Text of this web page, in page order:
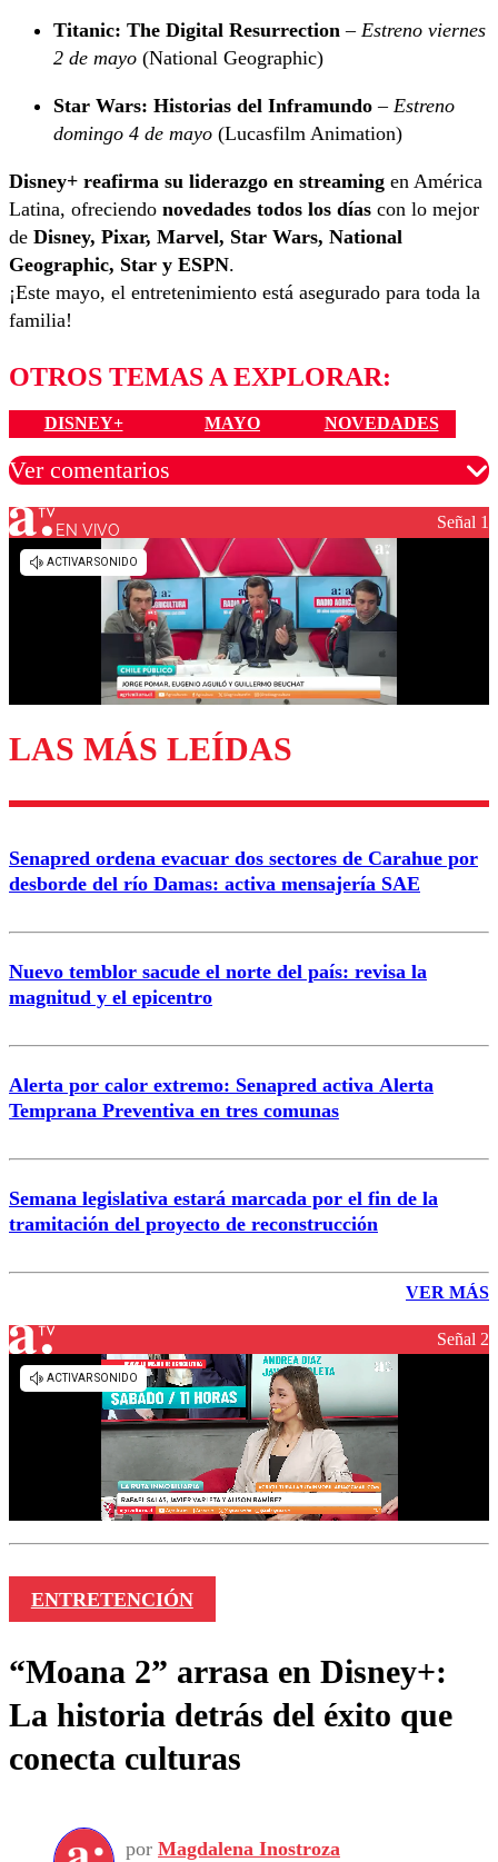
Titanic: The Digital Resurrection – Estreno viernes
2 de mayo (National Geographic)
Star Wars: Historias del Inframundo – Estreno
domingo 4 de mayo (Lucasfilm Animation)
Disney+ reafirma su liderazgo en streaming en América
Latina, ofreciendo novedades todos los días con lo mejor
de Disney, Pixar, Marvel, Star Wars, National
Geographic, Star y ESPN.
¡Este mayo, el entretenimiento está asegurado para toda la
familia!
OTROS TEMAS A EXPLORAR:
DISNEY+ MAYO NOVEDADES
Ver comentarios
Los comentarios son moderados para garantizar un
diálogo respetuoso.
Enviar comentario
EN VIVO Señal 1
LAS MÁS LEÍDAS
Senapred ordena evacuar dos sectores de Carahue por
desborde del río Damas: activa mensajería SAE
Nuevo temblor sacude el norte del país: revisa la
magnitud y el epicentro
Alerta por calor extremo: Senapred activa Alerta
Temprana Preventiva en tres comunas
Semana legislativa estará marcada por el fin de la
tramitación del proyecto de reconstrucción
VER MÁS
Señal 2
ENTRETENCIÓN
“Moana 2” arrasa en Disney+:
La historia detrás del éxito que
conecta culturas
por Magdalena Inostroza